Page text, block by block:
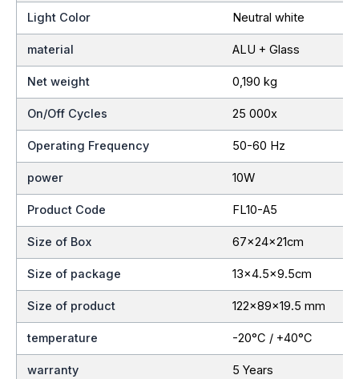
Light Color Neutral white
material ALU + Glass
Net weight 0,190 kg
On/Off Cycles 25 000x
Operating Frequency 50-60 Hz
power 10W
Product Code FL10-A5
Size of Box 67x24x21cm
Size of package 13×4.5×9.5cm
Size of product 122x89x19.5 mm
temperature -20°C / +40°C
warranty 5 Years